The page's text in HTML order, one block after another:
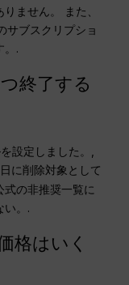
ません。 また、
サブスクリプショ
。.
終了する
設定しました。,
に削除対象として
式の非推奨一覧に
い。.
格はいく